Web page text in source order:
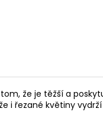
že je těžší a
i řezané květiny